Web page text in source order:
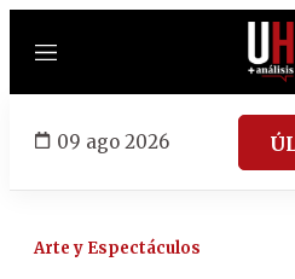
Menú
09 ago 2026
Arte y Espectáculos